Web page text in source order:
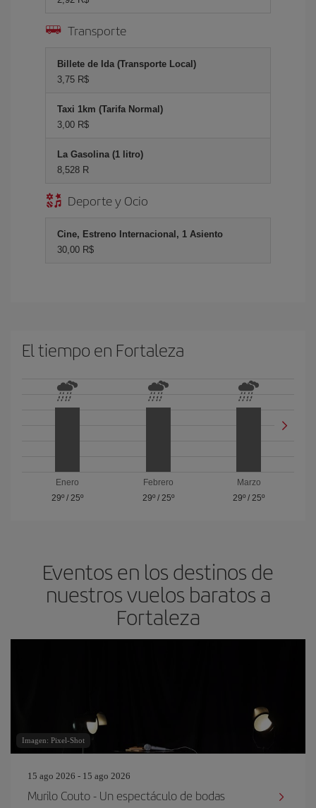
Transporte
Billete de Ida (Transporte Local)
3,75 R$
Taxi 1km (Tarifa Normal)
3,00 R$
La Gasolina (1 litro)
8,528 R
Deporte y Ocio
Cine, Estreno Internacional, 1 Asiento
30,00 R$
El tiempo en Fortaleza
Enero
29º/ 25º
Febrero
29º/ 25º
Marzo
29º /25º
Eventos en los destinos de
nuestros vuelos baratos a
Fortaleza
Imagen: Pixel-Shot
15 ago 2026 - 15 ago 2026
Murilo Couto - Un espectáculo de bodas